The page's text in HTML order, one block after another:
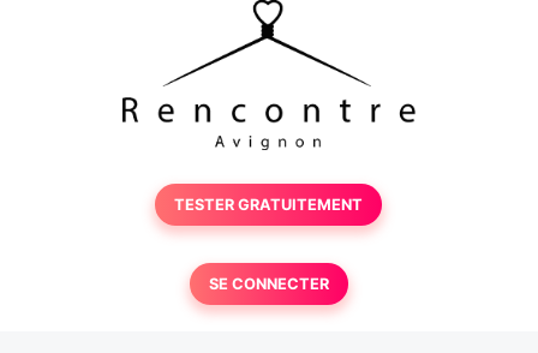
TESTER GRATUITEMENT
SE CONNECTER